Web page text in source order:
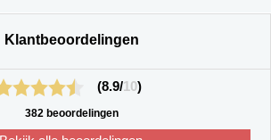
Klantbeoordelingen
(8.9/10)
382 beoordelingen